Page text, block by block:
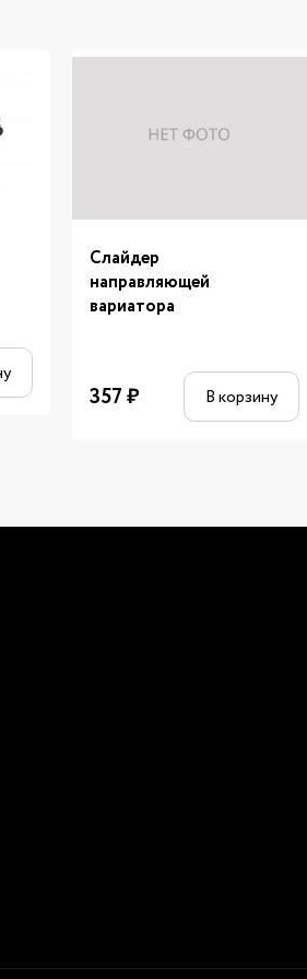
Слайдер
направляющей
вариатора
357₽ В корзину